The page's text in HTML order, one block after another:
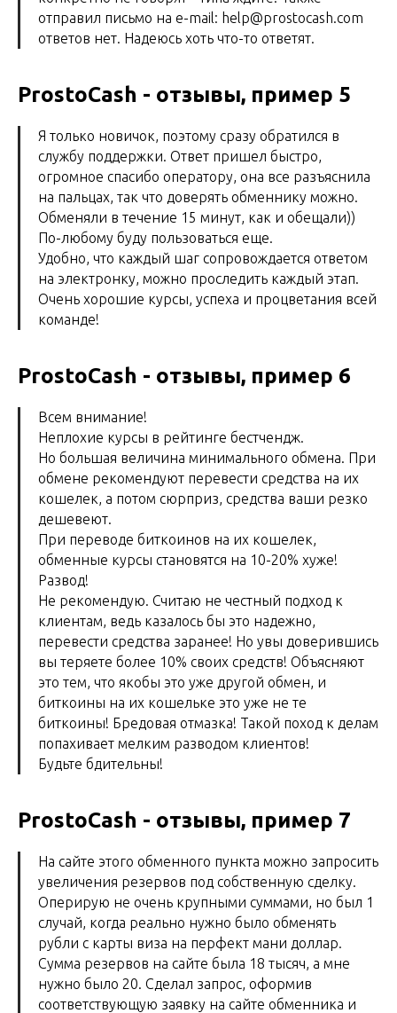
отправил письмо на e-mail: help@prostocash.com
ответов нет. Надеюсь хоть что-то ответят.
ProstoCash - отзывы, пример 5
Я только новичок, поэтому сразу обратился в
службу поддержки. Ответ пришел быстро,
огромное спасибо оператору, она все разъяснила
на пальцах, так что доверять обменнику можно.
Обменяли в течение 15 минут, как и обещали))
По-любому буду пользоваться еще.
Удобно, что каждый шаг сопровождается ответом
на электронку, можно проследить каждый этап.
Очень хорошие курсы, успеха и процветания всей
команде!
ProstoCash - отзывы, пример 6
Всем внимание!
Неплохие курсы в рейтинге бестчендж.
Но большая величина минимального обмена. При
обмене рекомендуют перевести средства на их
кошелек, а потом сюрприз, средства ваши резко
дешевеют.
При переводе биткоинов на их кошелек,
обменные курсы становятся на 10-20% хуже!
Развод!
Не рекомендую. Считаю не честный подход к
клиентам, ведь казалось бы это надежно,
перевести средства заранее! Но увы доверившись
вы теряете более 10% своих средств! Объясняют
это тем, что якобы это уже другой обмен, и
биткоины на их кошельке это уже не те
биткоины! Бредовая отмазка! Такой поход к делам
попахивает мелким разводом клиентов!
Будьте бдительны!
ProstoCash - отзывы, пример 7
На сайте этого обменного пункта можно запросить
увеличения резервов под собственную сделку.
Оперирую не очень крупными суммами, но был 1
случай, когда реально нужно было обменять
рубли с карты виза на перфект мани доллар.
Сумма резервов на сайте была 18 тысяч, а мне
нужно было 20. Сделал запрос, оформив
соответствующую заявку на сайте обменника и